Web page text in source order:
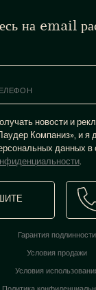
на email
новости и
Компаниз», и я
данных в
.
Гарантия подлинности
Условия продажи
Условия